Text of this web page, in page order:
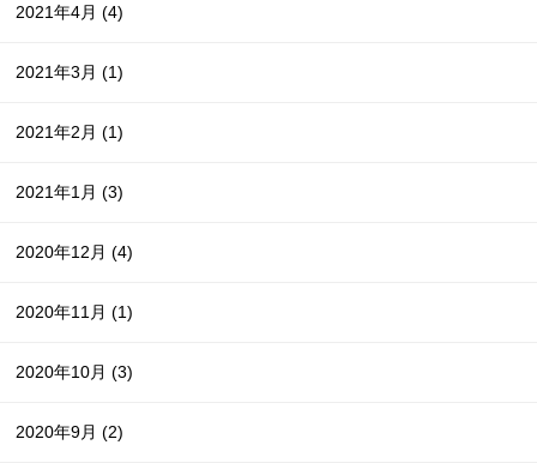
2021年4月(4)
2021年3月(1)
2021年2月(1)
2021年1月(3)
2020年12月(4)
2020年11月(1)
2020年10月(3)
2020年9月(2)